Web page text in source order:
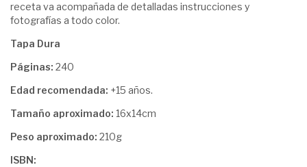
receta va acompañada de detalladas instrucciones y
fotografías a todo color.
Tapa Dura
Páginas: 240
Edad recomendada: +15 años.
Tamaño aproximado: 16x14cm
Peso aproximado: 210g
ISBN: